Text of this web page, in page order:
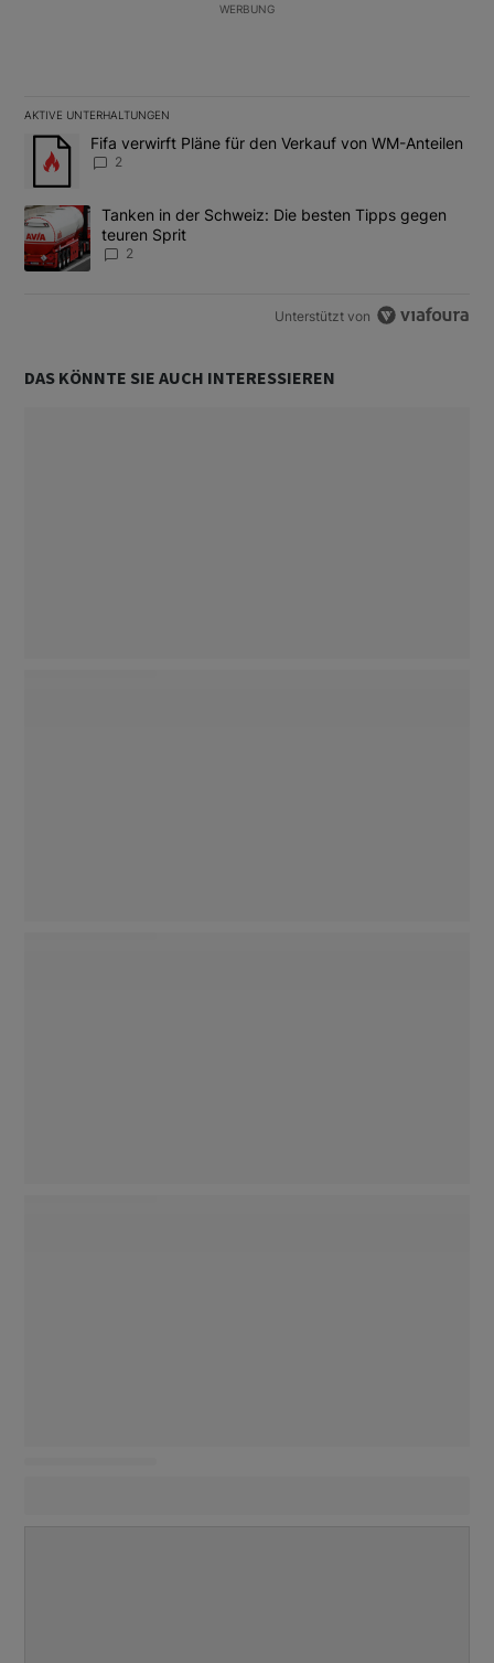
WERBUNG
AKTIVE UNTERHALTUNGEN
Das Folgende ist eine Liste der am meisten kommentierten
Ein Trendartikel mit dem Titel "Fifa verwirft Pläne für den
Fifa verwirft Pläne für den Verkauf von WM-Anteilen
2
Ein Trendartikel mit dem Titel "Tanken in der Schweiz: Die
Tanken in der Schweiz: Die besten Tipps gegen
teuren Sprit
2
Unterstützt von
DAS KÖNNTE SIE AUCH INTERESSIEREN